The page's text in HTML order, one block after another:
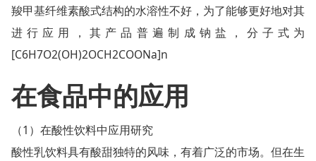
羧甲基纤维素酸式结构的水溶性不好，为了能够更好地对其
进行应用，其产品普遍制成钠盐，分子式为
[C6H7O2(OH)2OCH2COONa]n
在食品中的应用
（1）在酸性饮料中应用研究
酸性乳饮料具有酸甜独特的风味，有着广泛的市场。但在生